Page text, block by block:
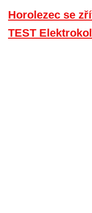
Horolezec se
TEST